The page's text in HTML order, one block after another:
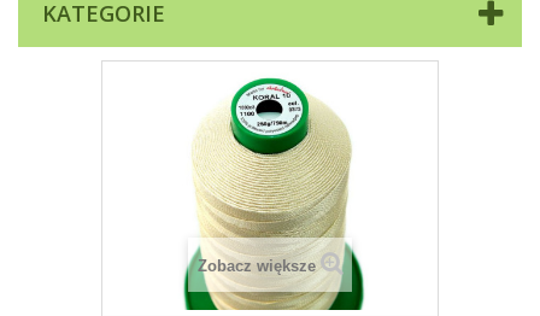
KATEGORIE
Zobacz większe